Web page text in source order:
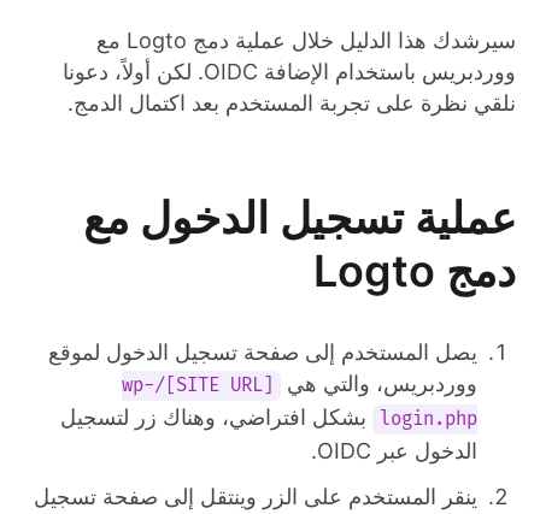
سيرشدك هذا الدليل خلال عملية دمج Logto مع
ووردبريس باستخدام الإضافة OIDC. لكن أولاً، دعونا
نلقي نظرة على تجربة المستخدم بعد اكتمال الدمج.
عملية تسجيل الدخول مع
دمج Logto
يصل المستخدم إلى صفحة تسجيل الدخول لموقع
ووردبريس، والتي هي
[SITE URL]/wp-
login.php
بشكل افتراضي، وهناك زر لتسجيل
الدخول عبر OIDC.
ينقر المستخدم على الزر وينتقل إلى صفحة تسجيل